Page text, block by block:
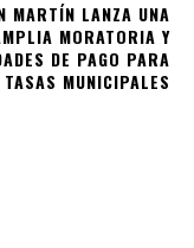
MARTÍN LANZA UNA
MORATORIA Y
DE PAGO PARA
MUNICIPALES